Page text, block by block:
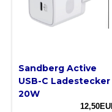
Sandberg Active
USB-C Ladestecker
20W